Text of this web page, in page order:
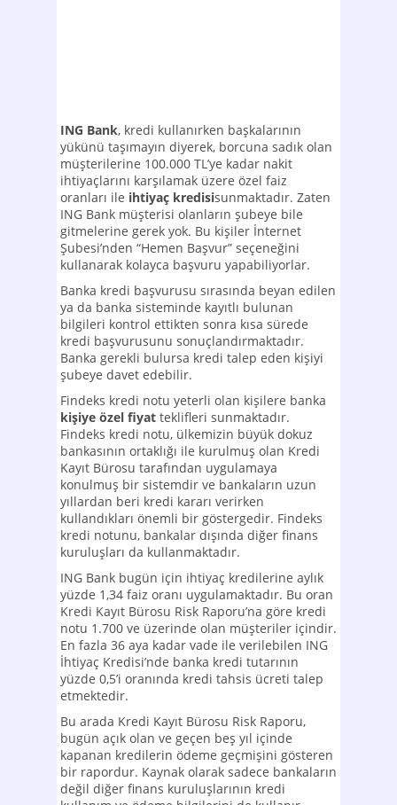
ING Bank, kredi kullanırken başkalarının
yükünü taşımayın diyerek, borcuna sadık olan
müşterilerine 100.000 TL’ye kadar nakit
ihtiyaçlarını karşılamak üzere özel faiz
oranları ile ihtiyaç kredisisunmaktadır. Zaten
ING Bank müşterisi olanların şubeye bile
gitmelerine gerek yok. Bu kişiler İnternet
Şubesi’nden “Hemen Başvur” seçeneğini
kullanarak kolayca başvuru yapabiliyorlar.
Banka kredi başvurusu sırasında beyan edilen
ya da banka sisteminde kayıtlı bulunan
bilgileri kontrol ettikten sonra kısa sürede
kredi başvurusunu sonuçlandırmaktadır.
Banka gerekli bulursa kredi talep eden kişiyi
şubeye davet edebilir.
Findeks kredi notu yeterli olan kişilere banka
kişiye özel fiyat teklifleri sunmaktadır.
Findeks kredi notu, ülkemizin büyük dokuz
bankasının ortaklığı ile kurulmuş olan Kredi
Kayıt Bürosu tarafından uygulamaya
konulmuş bir sistemdir ve bankaların uzun
yıllardan beri kredi kararı verirken
kullandıkları önemli bir göstergedir. Findeks
kredi notunu, bankalar dışında diğer finans
kuruluşları da kullanmaktadır.
ING Bank bugün için ihtiyaç kredilerine aylık
yüzde 1,34 faiz oranı uygulamaktadır. Bu oran
Kredi Kayıt Bürosu Risk Raporu’na göre kredi
notu 1.700 ve üzerinde olan müşteriler içindir.
En fazla 36 aya kadar vade ile verilebilen ING
İhtiyaç Kredisi’nde banka kredi tutarının
yüzde 0,5’i oranında kredi tahsis ücreti talep
etmektedir.
Bu arada Kredi Kayıt Bürosu Risk Raporu,
bugün açık olan ve geçen beş yıl içinde
kapanan kredilerin ödeme geçmişini gösteren
bir rapordur. Kaynak olarak sadece bankaların
değil diğer finans kuruluşlarının kredi